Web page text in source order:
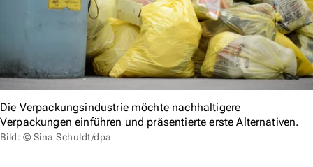
Die Verpackungsindustrie möchte nachhaltigere
Verpackungen einführen und präsentierte erste Alternativen.
Bild: © Sina Schuldt/dpa